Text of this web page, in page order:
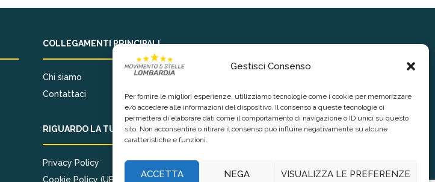
Gestisci Consenso
Per fornire le migliori esperienze, utilizziamo tecnologie come i cookie per memorizzare
e/o accedere alle informazioni del dispositivo. Il consenso a queste tecnologie ci
permetterà di elaborare dati come il comportamento di navigazione o ID unici su questo
sito. Non acconsentire o ritirare il consenso può influire negativamente su alcune
caratteristiche e funzioni.
ACCETTA NEGA VISUALIZZA LE PREFERENZE
COLLEGAMENTI PRINCIPALI
Chi siamo
Contattaci
RIGUARDO LA TUA PRIVACY
Privacy Policy
Cookie Policy (UE)